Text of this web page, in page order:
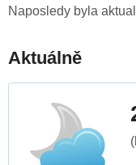
Naposledy byla
Aktuálně